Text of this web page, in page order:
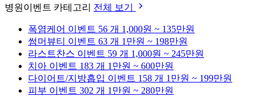
병원이벤트 카테고리 전체 보기
폭염케어 이벤트 56 개 1,000원 ~ 135만원
썸머뷰티 이벤트 63 개 1만원 ~ 198만원
라스트찬스 이벤트 59 개 1,000원 ~ 245만원
치아 이벤트 183 개 1만원 ~ 600만원
다이어트/지방흡입 이벤트 158 개 1만원 ~ 199만원
피부 이벤트 302 개 1만원 ~ 280만원